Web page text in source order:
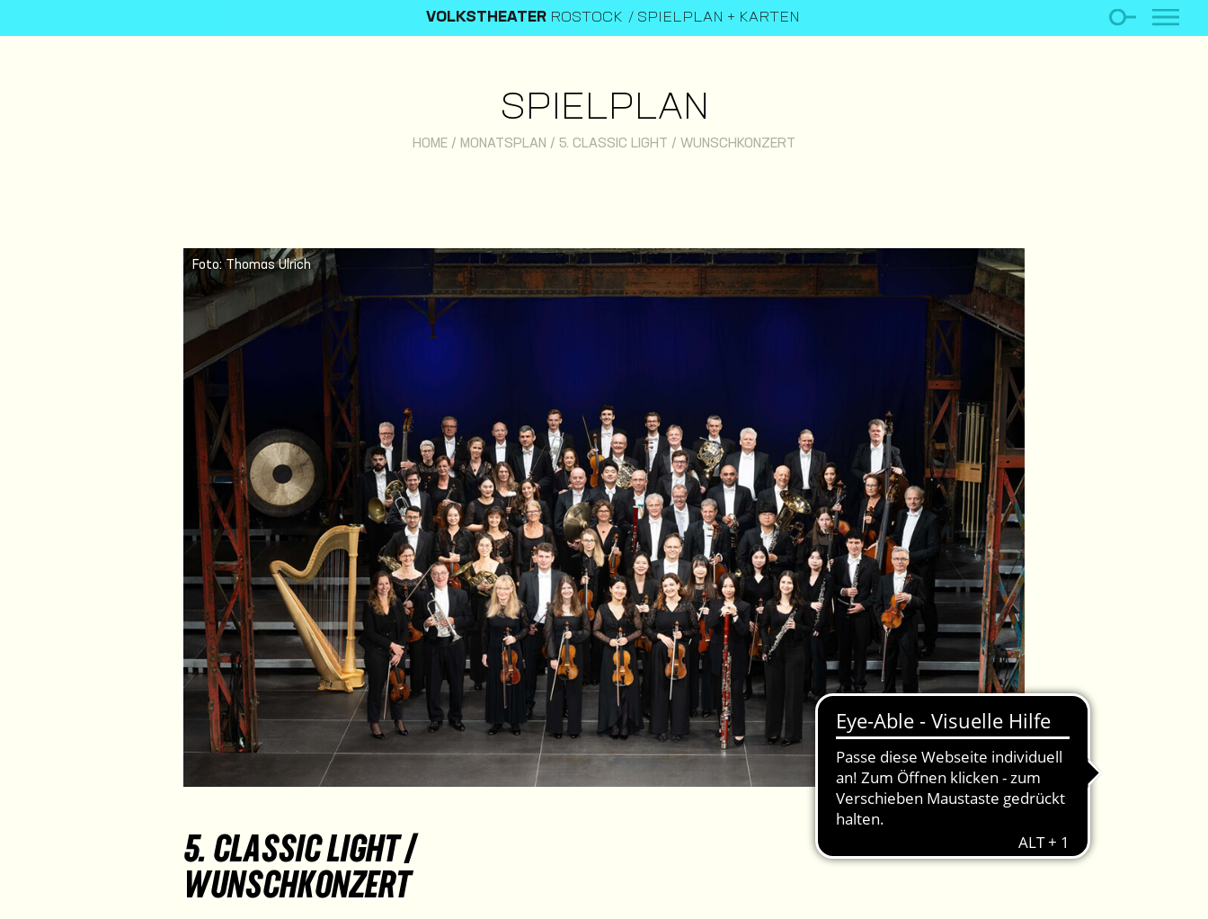
VOLKSTHEATER ROSTOCK SPIELPLAN + KARTEN
SPIELPLAN
HOME / MONATSPLAN / 5. CLASSIC LIGHT / WUNSCHKONZERT
Foto: Thomas Ulrich
5. CLASSIC LIGHT /
WUNSCHKONZERT